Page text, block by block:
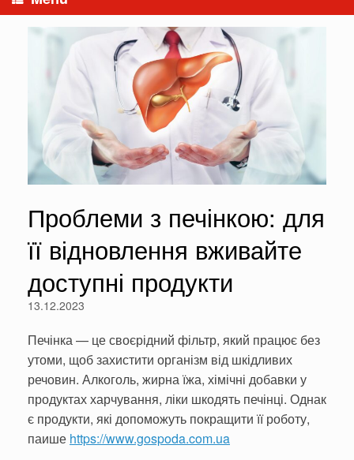
Проблеми з печінкою: для
її відновлення вживайте
доступні продукти
13.12.2023
Печінка — це своєрідний фільтр, який працює без
утоми, щоб захистити організм від шкідливих
речовин. Алкоголь, жирна їжа, хімічні добавки у
продуктах харчування, ліки шкодять печінці. Однак
є продукти, які допоможуть покращити її роботу,
паише https://www.gospoda.com.ua